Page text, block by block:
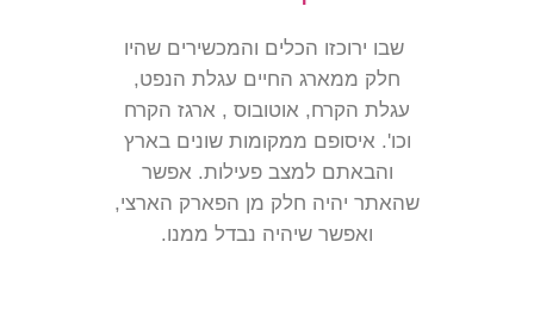
שבו ירוכזו הכלים והמכשירים שהיו
חלק ממארג החיים עגלת הנפט,
עגלת הקרח, אוטובוס , ארגז הקרח
וכו'. איסופם ממקומות שונים בארץ
והבאתם למצב פעילות. אפשר
שהאתר יהיה חלק מן הפארק הארצי,
ואפשר שיהיה נבדל ממנו.